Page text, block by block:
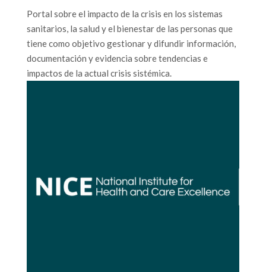
Portal sobre el impacto de la crisis en los sistemas
sanitarios, la salud y el bienestar de las personas que
tiene como objetivo gestionar y difundir información,
documentación y evidencia sobre tendencias e
impactos de la actual crisis sistémica.